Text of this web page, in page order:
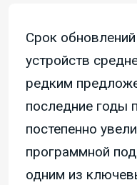
Срок
устройств
редким
последние годы
постепенно
программной
одним из